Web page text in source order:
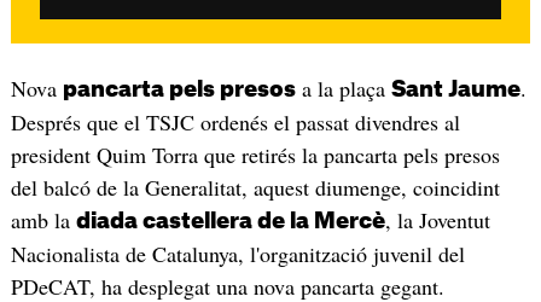
Nova pancarta pels presosa la plaça Sant Jaume.
Després que el TSJC ordenés el passat divendres al
president Quim Torra que retirés la pancarta pels presos
del balcó de la Generalitat, aquest diumenge, coincidint
amb la diada castellera de la Mercè, la Joventut
Nacionalista de Catalunya, l'organització juvenil del
PDeCAT, ha desplegat una nova pancarta gegant.